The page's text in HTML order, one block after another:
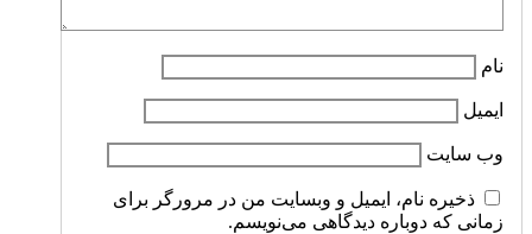
نام
ایمیل
وب‌ سایت
ذخیره نام، ایمیل و وبسایت من در مرورگر برای
زمانی که دوباره دیدگاهی می‌نویسم.